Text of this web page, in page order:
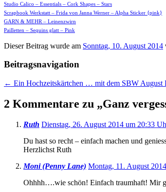
Studio Calico – Essentials – Cork Shapes – Stars
Scrapbook Werkstatt – Frida von Janna Werner – Alpha Sticker {pink}
GARN & MEHR – Leinenzwirn
Pailletten – Sequins glatt – Pink
Dieser Beitrag wurde am Sonntag, 10. August 2014
Beitragsnavigation
← Ein Hochzeitskärtchen … mit dem SBW August
2 Kommentare zu „Ganz
Ruth Dienstag, 26. August 2014 um 20:33
Du hast so recht – einfach machen und
Herzlichst Ruth
Moni (Penny Lane) Montag, 11. August
Ohhhh….wie schön! Einfach traumhaft! Mir